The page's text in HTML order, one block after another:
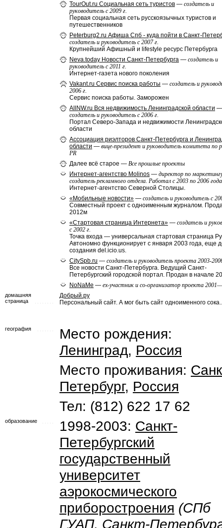
TourOut.ru Социальная сеть туристов — создатель и
руководитель с 2009 г.
Первая социальная сеть русскоязычных туристов и
путешественников
Peterburg2.ru Афиша Спб - куда пойти в Санкт-
создатель и руководитель с 2007 г.
Крупнейший Афишный и lifestyle ресурс Петербурга
Neva.today Новости Санкт-Петербурга — создатель и
руководитель c 2011 г.
Интернет-газета нового поколения
Vakant.ru Сервис поиска работы — создатель и
2006 г.
Сервис поиска работы. Заморожен
AllNW.ru Вся недвижимость Ленинградской области —
создатель и руководитель с 2006 г.
Портал Северо-Запада и недвижимости
области
Ассоциация риэлторов Санкт-Петербурга и
области — вице-президент и руководитель комитета по
PR
Далее всё старое — Все прошлые проекты
Интернет-агентство Molinos — директор по
создатель рекламного отдела. Работал с 2003 по 2006 года
Интернет-агентство Северной Столицы.
«Мобильные новости» — создатель и руководитель с
Совместный проект с одноименным журналом.
2012м
«Стартовая страница Интернета» — создатель и
с 2002 г.
Точка входа — универсальная стартовая страница
Автономно функционирует с января 2003 года, еще
создания del.icio.us.
CitySpb.ru — создатель и руководитель проекта 2003-
Все новости Санкт-Петербурга. Ведущий Санкт-
Петербургский городской портал. Продан в начале
NoNaMe — ех-участник и со-организатор проекта
домашняя
страница
Добрый.ру
Персональный сайт. А мог быть сайт одноименного
география
Место рождения:
Ленинград, Россия
Место проживания:
Петербург, Россия
Тел: (812) 622 17 62
образование 1998-2003: Санкт-
Петербургский
государственный
университет
аэрокосмического
приборостроения (СПб
ГУАП, Санкт-